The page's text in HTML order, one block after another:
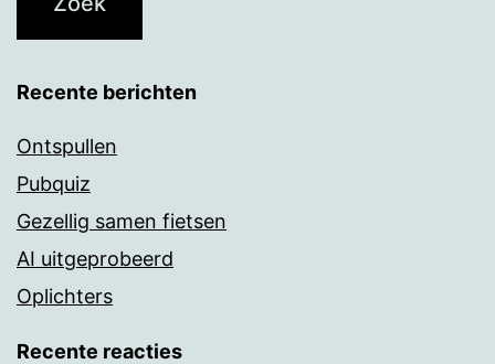
Recente berichten
Ontspullen
Pubquiz
Gezellig samen fietsen
AI uitgeprobeerd
Oplichters
Recente reacties